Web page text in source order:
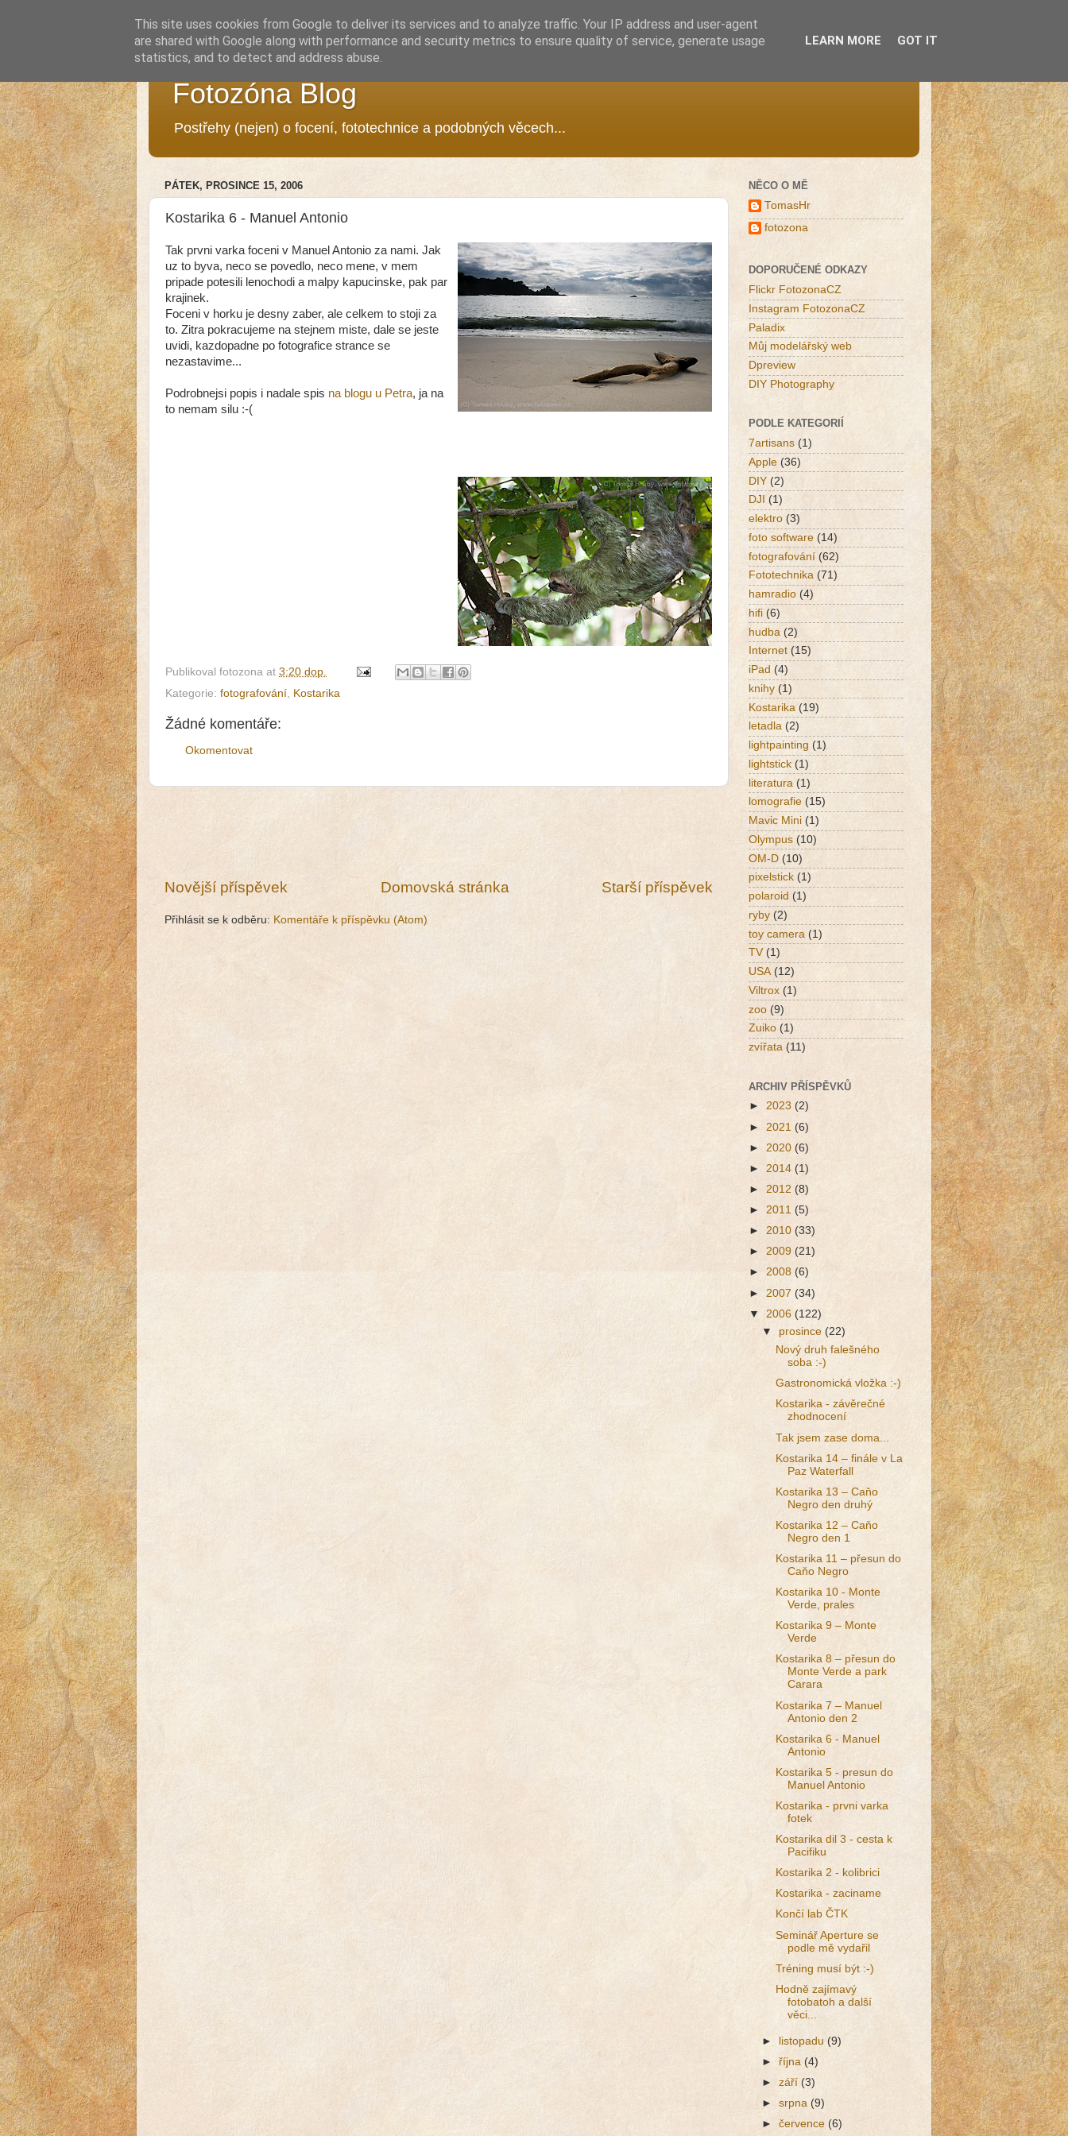
Fotozóna Blog
Postřehy (nejen) o focení, fototechnice a podobných věcech...
PÁTEK, PROSINCE 15, 2006
Kostarika 6 - Manuel Antonio
Tak prvni varka foceni v Manuel Antonio za nami. Jak
uz to byva, neco se povedlo, neco mene, v mem
pripade potesili lenochodi a malpy kapucinske, pak par
krajinek.
Foceni v horku je desny zaber, ale celkem to stoji za
to. Zitra pokracujeme na stejnem miste, dale se jeste
uvidi, kazdopadne po fotografice strance se
nezastavime...
Podrobnejsi popis i nadale spis na blogu u Petra, ja na
to nemam silu :-(
Publikoval fotozona at 3:20 dop.
Kategorie: fotografování, Kostarika
Žádné komentáře:
Okomentovat
Novější příspěvek Starší příspěvek
Domovská stránka
Přihlásit se k odběru: Komentáře k příspěvku (Atom)
NĚCO O MĚ
TomasHr
fotozona
DOPORUČENÉ ODKAZY
Flickr FotozonaCZ
Instagram FotozonaCZ
Paladix
Můj modelářský web
Dpreview
DIY Photography
PODLE KATEGORIÍ
7artisans (1)
Apple (36)
DIY (2)
DJI (1)
elektro (3)
foto software (14)
fotografování (62)
Fototechnika (71)
hamradio (4)
hifi (6)
hudba (2)
Internet (15)
iPad (4)
knihy (1)
Kostarika (19)
letadla (2)
lightpainting (1)
lightstick (1)
literatura (1)
lomografie (15)
Mavic Mini (1)
Olympus (10)
OM-D (10)
pixelstick (1)
polaroid (1)
ryby (2)
toy camera (1)
TV (1)
USA (12)
Viltrox (1)
zoo (9)
Zuiko (1)
zvířata (11)
ARCHIV PŘÍSPĚVKŮ
► 2023 (2)
► 2021 (6)
► 2020 (6)
► 2014 (1)
► 2012 (8)
► 2011 (5)
► 2010 (33)
► 2009 (21)
► 2008 (6)
► 2007 (34)
▼ 2006 (122)
▼ prosince (22)
Nový druh falešného
soba :-)
Gastronomická vložka :-)
Kostarika - závěrečné
zhodnocení
Tak jsem zase doma...
Kostarika 14 – finále v La
Paz Waterfall
Kostarika 13 – Caňo
Negro den druhý
Kostarika 12 – Caňo
Negro den 1
Kostarika 11 – přesun do
Caňo Negro
Kostarika 10 - Monte
Verde, prales
Kostarika 9 – Monte
Verde
Kostarika 8 – přesun do
Monte Verde a park
Carara
Kostarika 7 – Manuel
Antonio den 2
Kostarika 6 - Manuel
Antonio
Kostarika 5 - presun do
Manuel Antonio
Kostarika - prvni varka
fotek
Kostarika dil 3 - cesta k
Pacifiku
Kostarika 2 - kolibrici
Kostarika - zaciname
Končí lab ČTK
Seminář Aperture se
podle mě vydařil
Tréning musí být :-)
Hodně zajímavý
fotobatoh a další
věci...
► listopadu(9)
►října(4)
►září (3)
►srpna(9)
►července(6)
This site uses cookies from Google to deliver its services and to analyze traffic. Your IP address and user-agent
are shared with Google along with performance and security metrics to ensure quality of service, generate usage
statistics, and to detect and address abuse.
LEARN MORE GOT IT